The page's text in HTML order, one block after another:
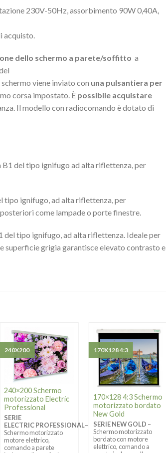
230V-50Hz, assorbimento 90W 0,40A,
acquisto.
dello schermo a parete/soffitto a
viene inviato con una pulsantiera per
corsa impostato. È possibile acquistare
Il modello con radiocomando è dotato di
del tipo ignifugo ad alta riflettenza, per
ignifugo, ad alta riflettenza, per
come lampade o porte finestre.
del tipo ignifugo, ad alta riflettenza. Ideale per
superficie grigia garantisce elevato contrasto e
240×200 Schermo
motorizzato Electric
Professional
SERIE
ELECTRIC PROFESSIONAL–
Schermo motorizzato
motore elettrico,
comando a parete
240X200
170×128 4:3 Schermo
motorizzato bordato
New Gold
SERIE NEW GOLD –
Schermo motorizzato
bordato con motore
elettrico, comando a
170X128 4:3